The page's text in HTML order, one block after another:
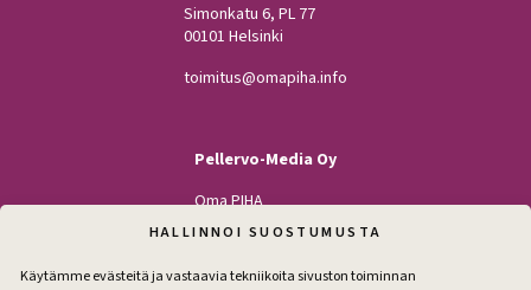
HALLINNOI SUOSTUMUSTA
Käytämme evästeitä ja vastaavia tekniikoita sivuston toiminnan
Simonkatu 6, PL 77
00101 Helsinki
toimitus@omapiha.info
Pellervo-Media Oy
Oma PIHA
Kodin Pellervo
Maatilan Pellervo